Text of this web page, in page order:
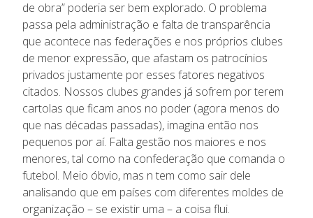
de obra” poderia ser bem explorado. O problema
passa pela administração e falta de transparência
que acontece nas federações e nos próprios clubes
de menor expressão, que afastam os patrocínios
privados justamente por esses fatores negativos
citados. Nossos clubes grandes já sofrem por terem
cartolas que ficam anos no poder (agora menos do
que nas décadas passadas), imagina então nos
pequenos por aí. Falta gestão nos maiores e nos
menores, tal como na confederação que comanda o
futebol. Meio óbvio, mas n tem como sair dele
analisando que em países com diferentes moldes de
organização – se existir uma – a coisa flui.